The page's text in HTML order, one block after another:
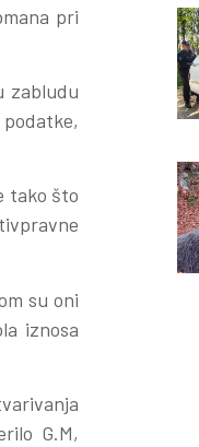
pri
zabludu
tako što
su oni
iznosa
G.M,